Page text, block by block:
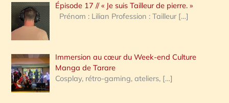
h
e
:
Épisode 17 // « Je suis Tailleur de pierre. »
Prénom : Lilian Profession : Tailleur […]
Immersion au cœur du Week-end Culture
Manga de Tarare
Cosplay, rétro-gaming, ateliers, […]